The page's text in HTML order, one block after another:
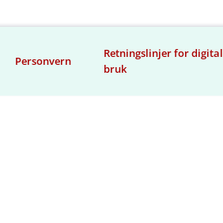
Personvern
Retningslinjer for digital
bruk